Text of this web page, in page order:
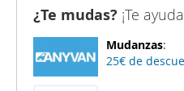
¿Te mudas? ¡Te
Mudanzas:
25€ de